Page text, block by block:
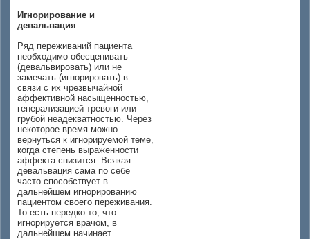
Игнорирование и
девальвация
Ряд переживаний пациента
необходимо обесценивать
(девальвировать) или не
замечать (игнорировать) в
связи с их чрезвычайной
аффективной насыщенностью,
генерализацией тревоги или
грубой неадекватностью. Через
некоторое время можно
вернуться к игнорируемой теме,
когда степень выраженности
аффекта снизится. Всякая
девальвация сама по себе
часто способствует в
дальнейшем игнорированию
пациентом своего переживания.
То есть нередко то, что
игнорируется врачом, в
дальнейшем начинает